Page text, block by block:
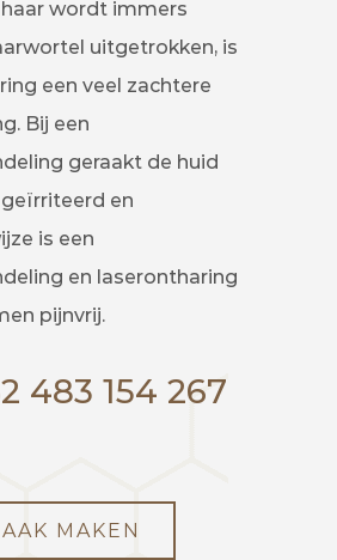
haar wordt immers
uitgetrokken, is
een veel zachtere
Bij een
geraakt de huid
en
is een
en laserontharing
pijnvrij.
483 154 267
MAKEN